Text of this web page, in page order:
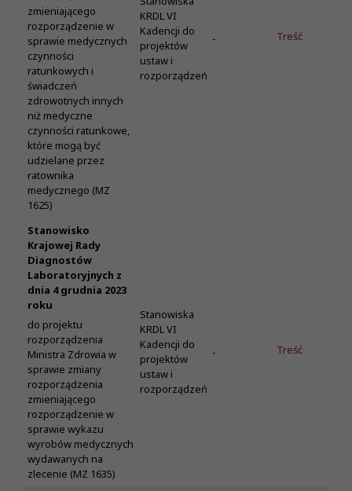
zmieniającego
rozporządzenie w
sprawie medycznych
czynności
ratunkowych i
świadczeń
zdrowotnych innych
niż medyczne
czynności ratunkowe,
które mogą być
udzielane przez
ratownika
medycznego (MZ
1625)
KRDL VI
Kadencji do
projektów
ustaw i
rozporządzeń
- Treść
Stanowisko
Krajowej Rady
Diagnostów
Laboratoryjnych z
dnia 4 grudnia 2023
roku
do projektu
rozporządzenia
Ministra Zdrowia w
sprawie zmiany
rozporządzenia
zmieniającego
rozporządzenie w
sprawie wykazu
wyrobów medycznych
wydawanych na
zlecenie (MZ 1635)
Stanowiska
KRDL VI
Kadencji do
projektów
ustaw i
rozporządzeń
- Treść